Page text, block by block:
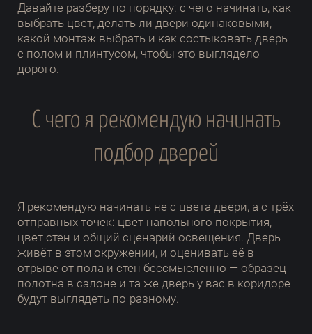
Давайте разберу по порядку: с чего начинать, как
выбрать цвет, делать ли двери одинаковыми,
какой монтаж выбрать и как состыковать дверь
с полом и плинтусом, чтобы это выглядело
дорого.
С чего я рекомендую начинать
подбор дверей
Я рекомендую начинать не с цвета двери, а с трёх
отправных точек: цвет напольного покрытия,
цвет стен и общий сценарий освещения. Дверь
живёт в этом окружении, и оценивать её в
отрыве от пола и стен бессмысленно — образец
полотна в салоне и та же дверь у вас в коридоре
будут выглядеть по-разному.